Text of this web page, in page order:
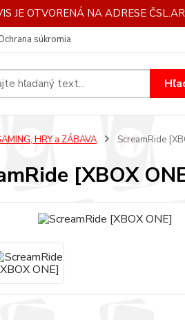
JE OTVORENÁ NA ADRESE
súkromia
HRY a ZÁBAVA ScreamRide
[XBOX